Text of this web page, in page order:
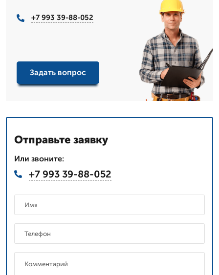
+7 993 39-88-052
Задать вопрос
Отправьте заявку
Или звоните:
+7 993 39-88-052